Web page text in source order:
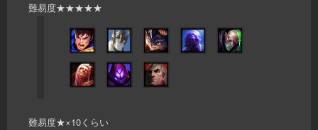
難易度★★★★★
難易度★×10くらい